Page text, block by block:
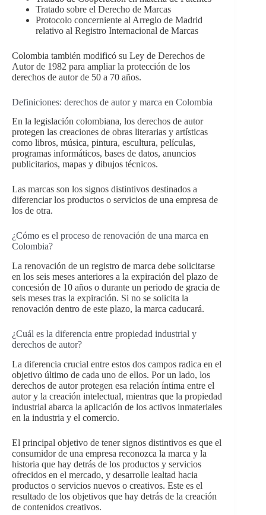
Tratado sobre el Derecho de Marcas
Protocolo concerniente al Arreglo de Madrid
relativo al Registro Internacional de Marcas
Colombia también modificó su Ley de Derechos de
Autor de 1982 para ampliar la protección de los
derechos de autor de 50 a 70 años.
Definiciones: derechos de autor y marca en Colombia
En la legislación colombiana, los derechos de autor
protegen las creaciones de obras literarias y artísticas
como libros, música, pintura, escultura, películas,
programas informáticos, bases de datos, anuncios
publicitarios, mapas y dibujos técnicos.
Las marcas son los signos distintivos destinados a
diferenciar los productos o servicios de una empresa de
los de otra.
¿Cómo es el proceso de renovación de una marca en
Colombia?
La renovación de un registro de marca debe solicitarse
en los seis meses anteriores a la expiración del plazo de
concesión de 10 años o durante un periodo de gracia de
seis meses tras la expiración. Si no se solicita la
renovación dentro de este plazo, la marca caducará.
¿Cuál es la diferencia entre propiedad industrial y
derechos de autor?
La diferencia crucial entre estos dos campos radica en el
objetivo último de cada uno de ellos. Por un lado, los
derechos de autor protegen esa relación íntima entre el
autor y la creación intelectual, mientras que la propiedad
industrial abarca la aplicación de los activos inmateriales
en la industria y el comercio.
El principal objetivo de tener signos distintivos es que el
consumidor de una empresa reconozca la marca y la
historia que hay detrás de los productos y servicios
ofrecidos en el mercado, y desarrolle lealtad hacia
productos o servicios nuevos o creativos. Este es el
resultado de los objetivos que hay detrás de la creación
de contenidos creativos.